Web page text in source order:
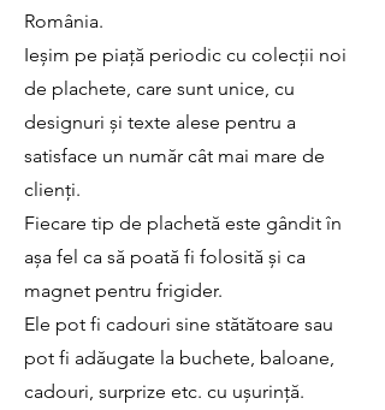
România.
Ieșim pe piață periodic cu colecții noi
de plachete, care sunt unice, cu
designuri și texte alese pentru a
satisface un număr cât mai mare de
clienți.
Fiecare tip de plachetă este gândit în
așa fel ca să poată fi folosită și ca
magnet pentru frigider.
Ele pot fi cadouri sine stătătoare sau
pot fi adăugate la buchete, baloane,
cadouri, surprize etc. cu ușurință.